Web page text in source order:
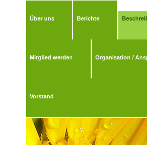
Über uns Berichte
Mitglied werden Organisation /
Vorstand